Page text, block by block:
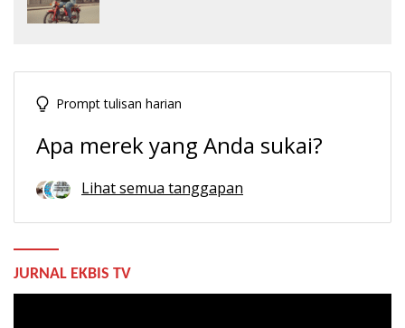
Prompt tulisan harian
Apa merek yang Anda sukai?
Lihat semua tanggapan
JURNAL EKBIS TV